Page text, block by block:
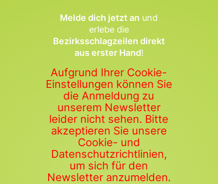
Melde dich jetzt an und
erlebe die
Bezirksschlagzeilen direkt
aus erster Hand!
Aufgrund Ihrer Cookie-
Einstellungen können Sie
die Anmeldung zu
unserem Newsletter
leider nicht sehen. Bitte
akzeptieren Sie unsere
Cookie- und
Datenschutzrichtlinien,
um sich für den
Newsletter anzumelden.